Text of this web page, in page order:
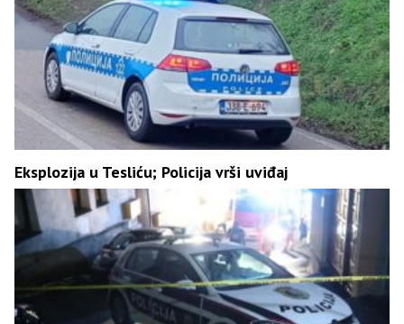
Eksplozija u Tesliću; Policija vrši uviđaj